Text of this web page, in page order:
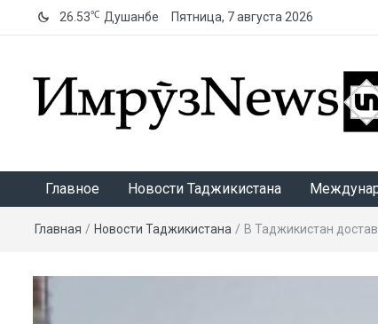
26.53℃ Душанбе Пятница, 7 августа 2026
Главное Новости Таджикистана
Главная / Новости Таджикистана / В Таджикистан